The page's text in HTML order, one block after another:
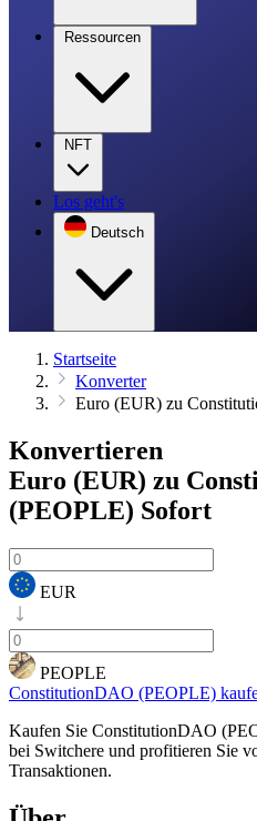
Ressourcen
NFT
Los geht's
Deutsch
Startseite
Konverter
Euro (EUR) zu
Konvertieren
Euro (EUR) zu
(PEOPLE) Sofort
EUR
PEOPLE
ConstitutionDAO (PEOPLE)
Kaufen Sie ConstitutionDAO
bei Switchere und profitieren Sie
Transaktionen.